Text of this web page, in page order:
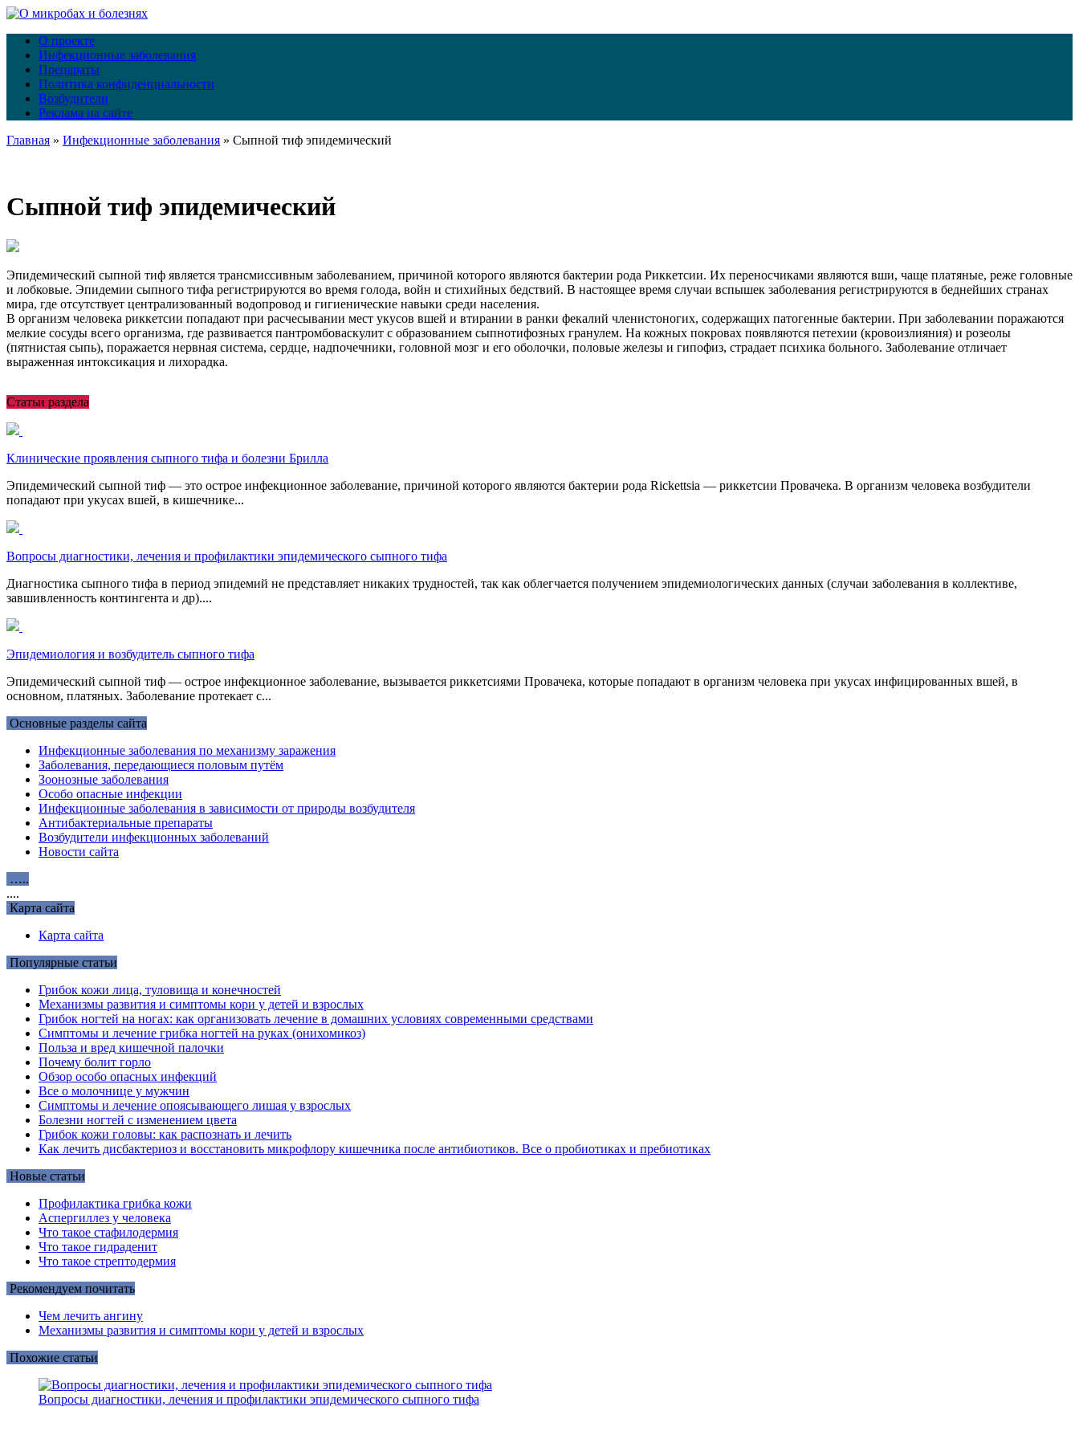
О проекте
Инфекционные заболевания
Препараты
Политика конфиденциальности
Возбудители
Реклама на сайте
Главная » Инфекционные заболевания » Cыпной тиф эпидемический
Cыпной тиф эпидемический
Эпидемический сыпной тиф является трансмиссивным заболеванием, причиной которого являются бактерии рода Риккетсии. Их переносчиками являются вши, чаще платяные, реже головные
и лобковые. Эпидемии сыпного тифа регистрируются во время голода, войн и стихийных бедствий. В настоящее время случаи вспышек заболевания регистрируются в беднейших странах
мира, где отсутствует централизованный водопровод и гигиенические навыки среди населения.
В организм человека риккетсии попадают при расчесывании мест укусов вшей и втирании в ранки фекалий членистоногих, содержащих патогенные бактерии. При заболевании поражаются
мелкие сосуды всего организма, где развивается пантромбоваскулит с образованием сыпнотифозных гранулем. На кожных покровах появляются петехии (кровоизлияния) и розеолы
(пятнистая сыпь), поражается нервная система, сердце, надпочечники, головной мозг и его оболочки, половые железы и гипофиз, страдает психика больного. Заболевание отличает
выраженная интоксикация и лихорадка.
Статьи раздела
Клинические проявления сыпного тифа и болезни Брилла
Эпидемический сыпной тиф — это острое инфекционное заболевание, причиной которого являются бактерии рода Rickettsia — риккетсии Провачека. В организм человека возбудители
попадают при укусах вшей, в кишечнике...
Вопросы диагностики, лечения и профилактики эпидемического сыпного тифа
Диагностика сыпного тифа в период эпидемий не представляет никаких трудностей, так как облегчается получением эпидемиологических данных (случаи заболевания в коллективе,
завшивленность контингента и др)....
Эпидемиология и возбудитель сыпного тифа
Эпидемический сыпной тиф — острое инфекционное заболевание, вызывается риккетсиями Провачека, которые попадают в организм человека при укусах инфицированных вшей, в
основном, платяных. Заболевание протекает с...
Основные разделы сайта
Инфекционные заболевания по механизму заражения
Заболевания, передающиеся половым путём
Зоонозные заболевания
Особо опасные инфекции
Инфекционные заболевания в зависимости от природы возбудителя
Антибактериальные препараты
Возбудители инфекционных заболеваний
Новости сайта
…..
....
Карта сайта
Карта сайта
Популярные статьи
Грибок кожи лица, туловища и конечностей
Механизмы развития и симптомы кори у детей и взрослых
Грибок ногтей на ногах: как организовать лечение в домашних условиях современными средствами
Симптомы и лечение грибка ногтей на руках (онихомикоз)
Польза и вред кишечной палочки
Почему болит горло
Обзор особо опасных инфекций
Все о молочнице у мужчин
Симптомы и лечение опоясывающего лишая у взрослых
Болезни ногтей с изменением цвета
Грибок кожи головы: как распознать и лечить
Как лечить дисбактериоз и восстановить микрофлору кишечника после антибиотиков. Все о пробиотиках и пребиотиках
Новые статьи
Профилактика грибка кожи
Аспергиллез у человека
Что такое стафилодермия
Что такое гидраденит
Что такое стрептодермия
Рекомендуем почитать
Чем лечить ангину
Механизмы развития и симптомы кори у детей и взрослых
Похожие статьи
Вопросы диагностики, лечения и профилактики эпидемического сыпного тифа